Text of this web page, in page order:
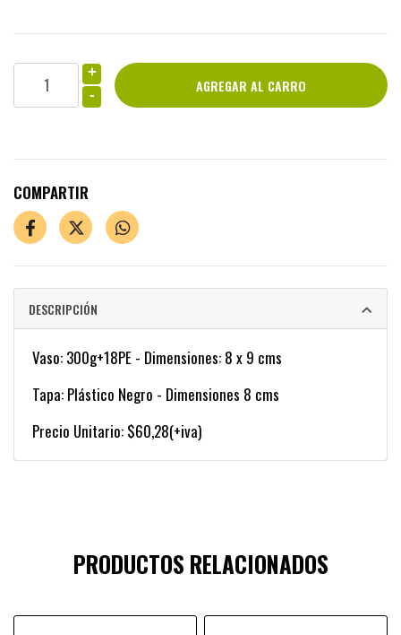
+
-
COMPARTIR
DESCRIPCIÓN
Vaso: 300g+18PE - Dimensiones: 8 x 9 cms
Tapa: Plástico Negro - Dimensiones 8 cms
Precio Unitario: $60,28(+iva)
PRODUCTOS RELACIONADOS